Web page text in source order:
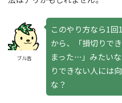
ブル吉
このやり方なら1
から、「損切りで
まった…」みたい
りできない人には
な？